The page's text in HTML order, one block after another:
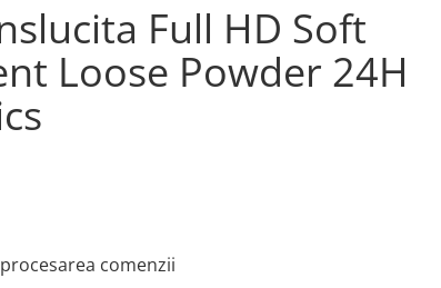
Full HD Soft
Loose Powder 24H
comenzii